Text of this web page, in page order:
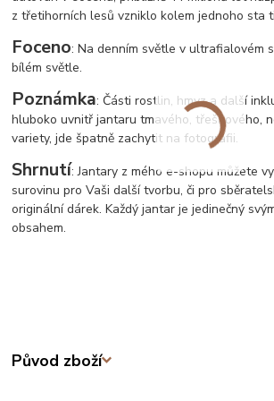
z třetihorních lesů vzniklo kolem jednoho sta
Foceno: Na denním světle v ultrafialovém
bílém světle.
Poznámka: Části rostlin, hmyz a další
hluboko uvnitř jantaru tmavého, třešňového,
variety, jde špatně zachytit na fotografii.
Shrnutí: Jantary z mého e-shopu můžete
surovinu pro Vaši další tvorbu, či pro
originální dárek. Každý jantar je jedinečný
obsahem.
Původ zboží